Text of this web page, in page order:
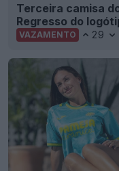
Terceira camisa
Regresso do
VAZAMENTO 29